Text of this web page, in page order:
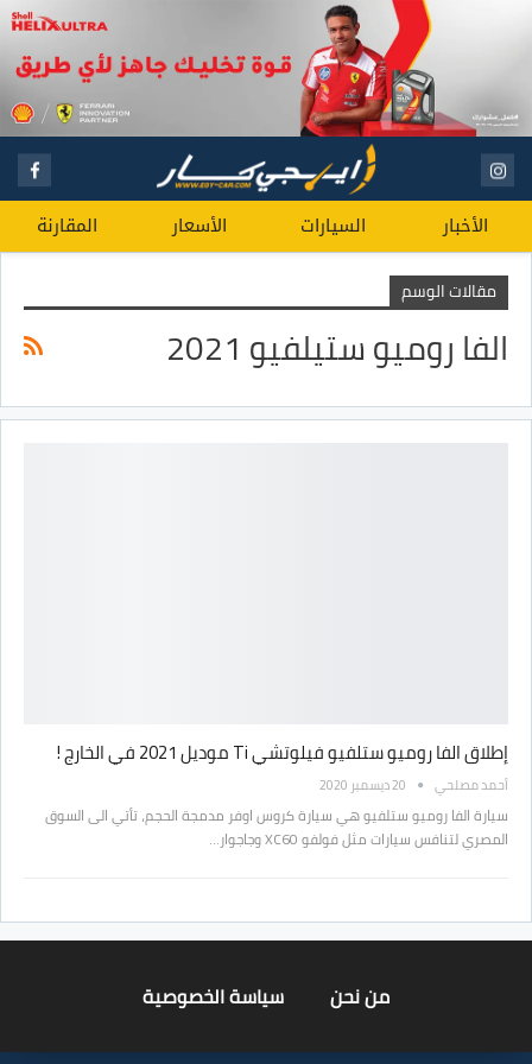
الأخبار السيارات الأسعار المقارنة
مقالات الوسم
الفا روميو ستيلفيو 2021
إطلاق الفا روميو ستلفيو فيلوتشي Ti موديل 2021 في الخارج !
أحمد مصلحي 20 ديسمبر 2020
سيارة الفا روميو ستلفيو هي سيارة كروس اوفر مدمجة الحجم، تأتي الى السوق
المصري لتنافس سيارات مثل فولفو XC60 وجاجوار…
من نحن سياسة الخصوصية